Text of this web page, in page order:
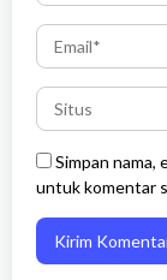
Simpan nama,
untuk komentar